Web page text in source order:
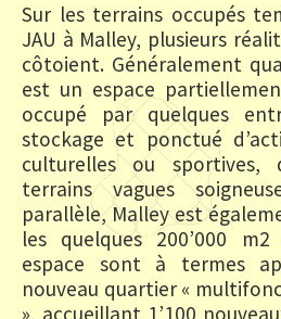
Sur les terrains occupés
JAU à Malley, plusieurs
côtoient. Généralement
est un espace
occupé par quelques
stockage et ponctué
culturelles ou sportives,
terrains vagues
parallèle, Malley est
les quelques 200’000
espace sont à termes
nouveau quartier «